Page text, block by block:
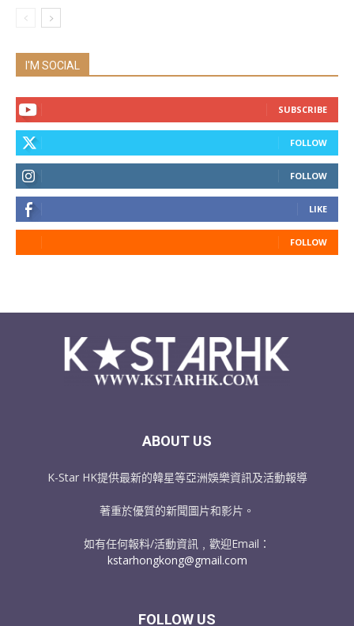
I'M SOCIAL
SUBSCRIBE
FOLLOW
FOLLOW
LIKE
FOLLOW
ABOUT US
K-Star HK提供最新的韓星等亞洲娛樂資訊及活動報導
著重於優質的新聞圖片和影片。
如有任何報料/活動資訊﹐歡迎Email：
kstarhongkong@gmail.com
FOLLOW US